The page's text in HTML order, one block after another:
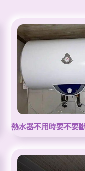
熱水器不用時要不要